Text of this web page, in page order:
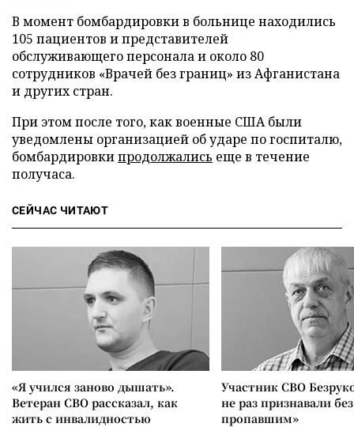
В момент бомбардировки в больнице находились
105 пациентов и представителей
обслуживающего персонала и около 80
сотрудников «Врачей без границ» из Афганистана
и других стран.
При этом после того, как военные США были
уведомлены организацией об ударе по госпиталю,
бомбардировкипродолжались еще в течение
получаса.
СЕЙЧАС ЧИТАЮТ
«Я учился заново дышать».
Ветеран СВО рассказал, как
жить с инвалидностью
Участник СВО
не раз признавали
пропавшим»